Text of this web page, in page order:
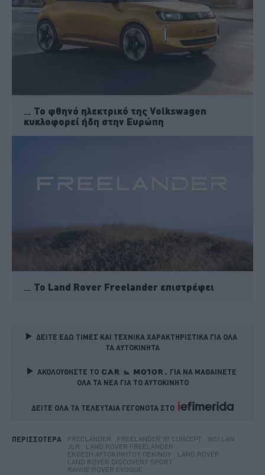
Το φθηνό ηλεκτρικό της Volkswagen
κυκλοφορεί ήδη στην Ευρώπη
Το Land Rover Freelander επιστρέφει
ΔΕΙΤΕ ΕΔΩ ΤΙΜΕΣ ΚΑΙ ΤΕΧΝΙΚΑ ΧΑΡΑΚΤΗΡΙΣΤΙΚΑ ΓΙΑ ΟΛΑ
ΤΑ ΑΥΤΟΚΙΝΗΤΑ
ΑΚΟΛΟΥΘΗΣΤΕ ΤΟ
ΓΙΑ ΝΑ ΜΑΘΑΙΝΕΤΕ
ΟΛΑ ΤΑ ΝΕΑ ΓΙΑ ΤΟ ΑΥΤΟΚΙΝΗΤΟ
ΔΕΙΤΕ ΟΛΑ ΤΑ ΤΕΛΕΥΤΑΙΑ ΓΕΓΟΝΟΤΑ ΣΤΟ
ΠΕΡΙΣΣΟΤΕΡΑ FREELANDER FREELANDER 97 CONCEPT
WEI LAN
JLR
LAND ROVER FREELANDER
ΈΚΘΕΣΗ ΑΥΤΟΚΙΝΉΤΟΥ ΠΕΚΊΝΟΥ
LAND ROVER
LAND ROVER DISCOVERY SPORT
RANGE ROVER EVOQUE